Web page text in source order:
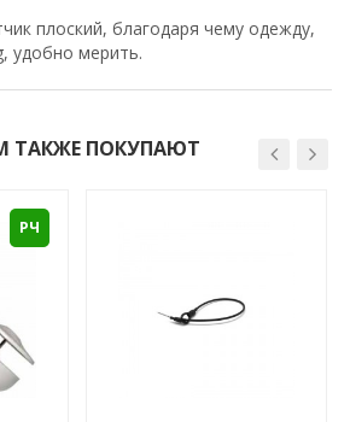
плоский, благодаря чему одежду,
удобно мерить.
ТАКЖЕ ПОКУПАЮТ
РЧ